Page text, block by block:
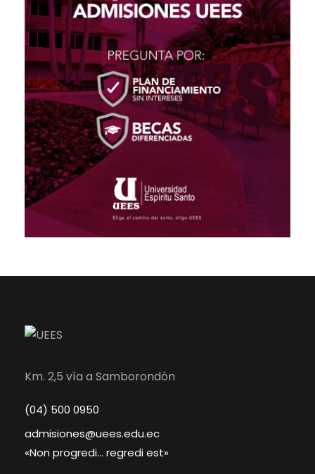
Km. 2,5 vía a Samborondón
(04) 500 0950
admisiones@uees.edu.ec
«Non progredi… regredi est»